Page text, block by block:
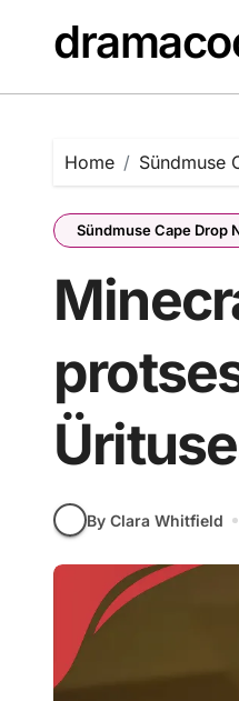
content
Home Sündmuse
Sündmuse Cape Drop
By Clara Whitfield